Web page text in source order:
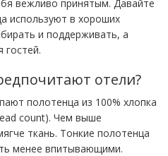
вежливо принятым. Давайте
используют в хороших
и поддерживать, а
гостей.
отели?
полотенца из 100% хлопка
count). Чем выше
ткань. Тонкие полотенца
менее впитывающими.